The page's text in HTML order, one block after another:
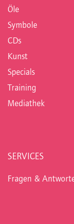
Öle
Symbole
CDs
Kunst
Specials
Training
Mediathek
SERVICES
Fragen &